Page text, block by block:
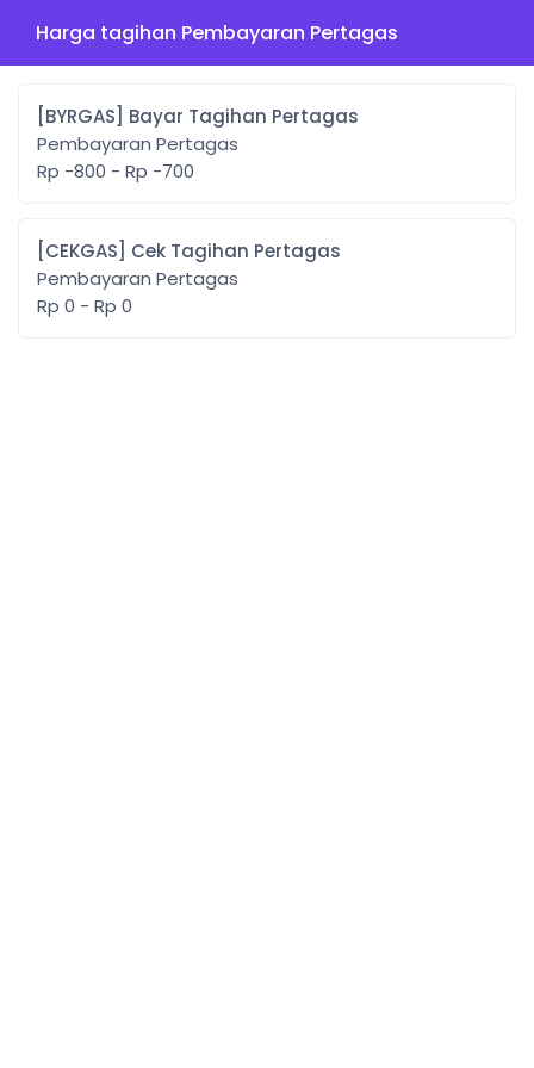
Harga tagihan Pembayaran Pertagas
[BYRGAS] Bayar Tagihan Pertagas
Pembayaran Pertagas
Rp -800 - Rp -700
[CEKGAS] Cek Tagihan Pertagas
Pembayaran Pertagas
Rp 0 - Rp 0